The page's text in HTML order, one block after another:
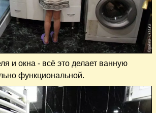
и окна - всё это делает ванную
функциональной.